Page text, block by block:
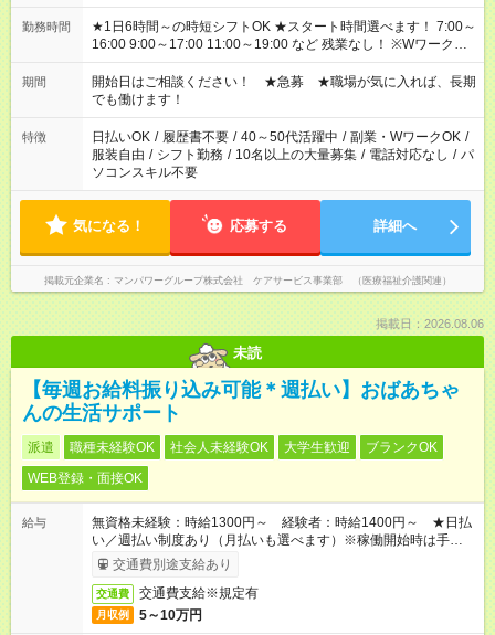
勤務時間
★1日6時間～の時短シフトOK ★スタート時間選べます！ 7:00～
16:00 9:00～17:00 11:00～19:00 など 残業なし！ ※Wワークの
場合、他のお仕事と合わせ週40時間超の就業はご案内できませ
ん ※法令に基づき、週20時間以上勤務は社会保険への加入対象
となります ※労働者派遣法（日雇い派遣の原則禁止）により、
短時間・短期間の就業はご案内が難しい場合があります
期間
開始日はご相談ください！ ★急募 ★職場が気に入れば、長期
でも働けます！
特徴 日払いOK / 履歴書不要 / 40～50代活躍中 / 副業・WワークOK /
服装自由 / シフト勤務 / 10名以上の大量募集 / 電話対応なし / パ
ソコンスキル不要
気になる！ 応募する 詳細へ
掲載元企業名 マンパワーグループ株式会社 ケアサービス事業部 （医療福祉介護関連）
掲載日：2026.08.06
未読
【毎週お給料振り込み可能＊週払い】おばあちゃ
んの生活サポート
派遣 職種未経験OK 社会人未経験OK 大学生歓迎
ブランクOK
WEB登録・面接OK
給与
無資格未経験：時給1300円～ 経験者：時給1400円～ ★日払
い／週払い制度あり（月払いも選べます）※稼働開始時は手続き
完了次第のお支払いとなります。
交通費別途支給あり
交通費 交通費支給※規定有
月収例 5～10万円